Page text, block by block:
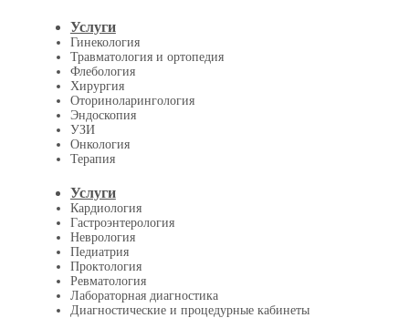
Услуги
Гинекология
Травматология и ортопедия
Флебология
Хирургия
Оториноларингология
Эндоскопия
УЗИ
Онкология
Терапия
Услуги
Кардиология
Гастроэнтерология
Неврология
Педиатрия
Проктология
Ревматология
Лабораторная диагностика
Диагностические и процедурные кабинеты